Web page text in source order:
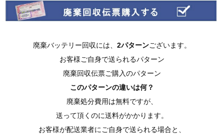
廃棄バッテリー回収には、 2パターンございます。
お客様ご自身で送られるパターン
廃棄回収伝票ご購入のパターン
このパターンの違いは何？
廃棄処分費用は無料ですが、
送って頂くのに送料がかかります。
お客様が配送業者にご自身で送られる場合と、